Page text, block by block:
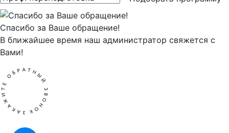
Спасибо за Ваше обращение!
В ближайшее время наш администратор свяжется с
Вами!